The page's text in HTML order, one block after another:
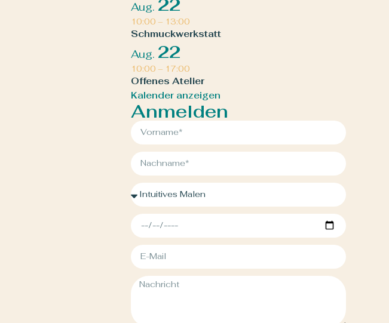
Aug. 22
10:00 – 13:00
Schmuckwerkstatt
Aug. 22
10:00 – 17:00
Offenes Atelier
Kalender anzeigen
Anmelden